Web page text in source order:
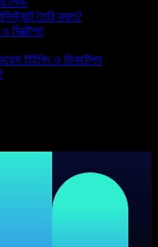
তৈরি করল?
ডিক্টেশন
টাইপিং ও ডিকটেশন